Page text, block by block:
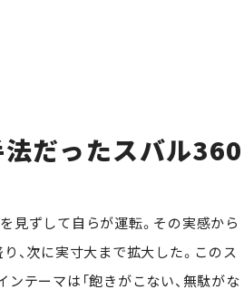
だったスバル360
見ずして自らが運転。その実感から
、次に実寸大まで拡大した。このス
テーマは「飽きがこない、無駄がな